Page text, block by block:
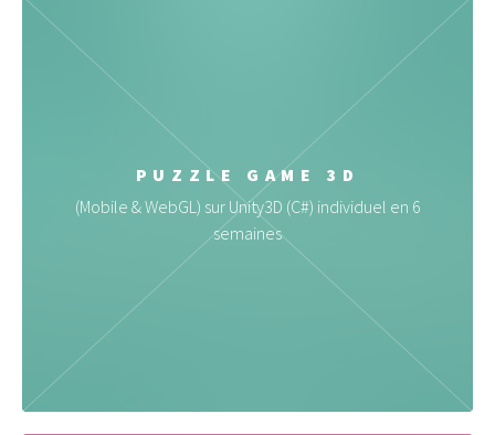
PUZZLE GAME 3D
(Mobile & WebGL) sur Unity3D (C#) individuel en 6
semaines